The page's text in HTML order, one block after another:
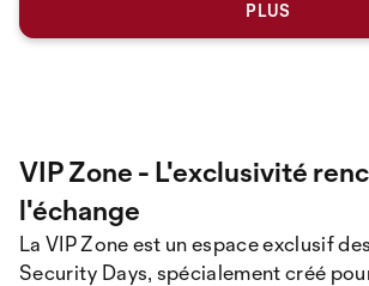
PLUS
VIP Zone - L'exclusivité
l'échange
La VIP Zone est un espace exclusif
Security Days, spécialement créé